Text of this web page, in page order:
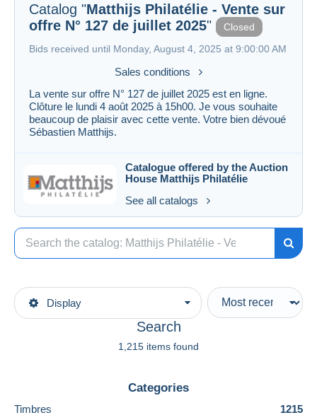
Catalog "Matthijs Philatélie - Vente sur
offre N° 127 de juillet 2025"
Closed
Bids received until Monday, August 4, 2025 at 9:00:00 AM
Sales conditions
La vente sur offre N° 127 de juillet 2025 est en ligne.
Clôture le lundi 4 août 2025 à 15h00. Je vous souhaite
beaucoup de plaisir avec cette vente. Votre bien dévoué
Sébastien Matthijs.
Catalogue offered by the Auction
House Matthijs Philatélie
See all catalogs
Search
1,215 items found
Display
Categories
Timbres 1215